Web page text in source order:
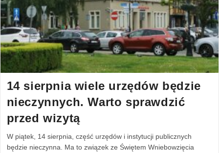
14 sierpnia wiele urzędów będzie
nieczynnych. Warto sprawdzić
przed wizytą
W piątek, 14 sierpnia, część urzędów i instytucji publicznych
będzie nieczynna. Ma to związek ze Świętem Wniebowzięcia